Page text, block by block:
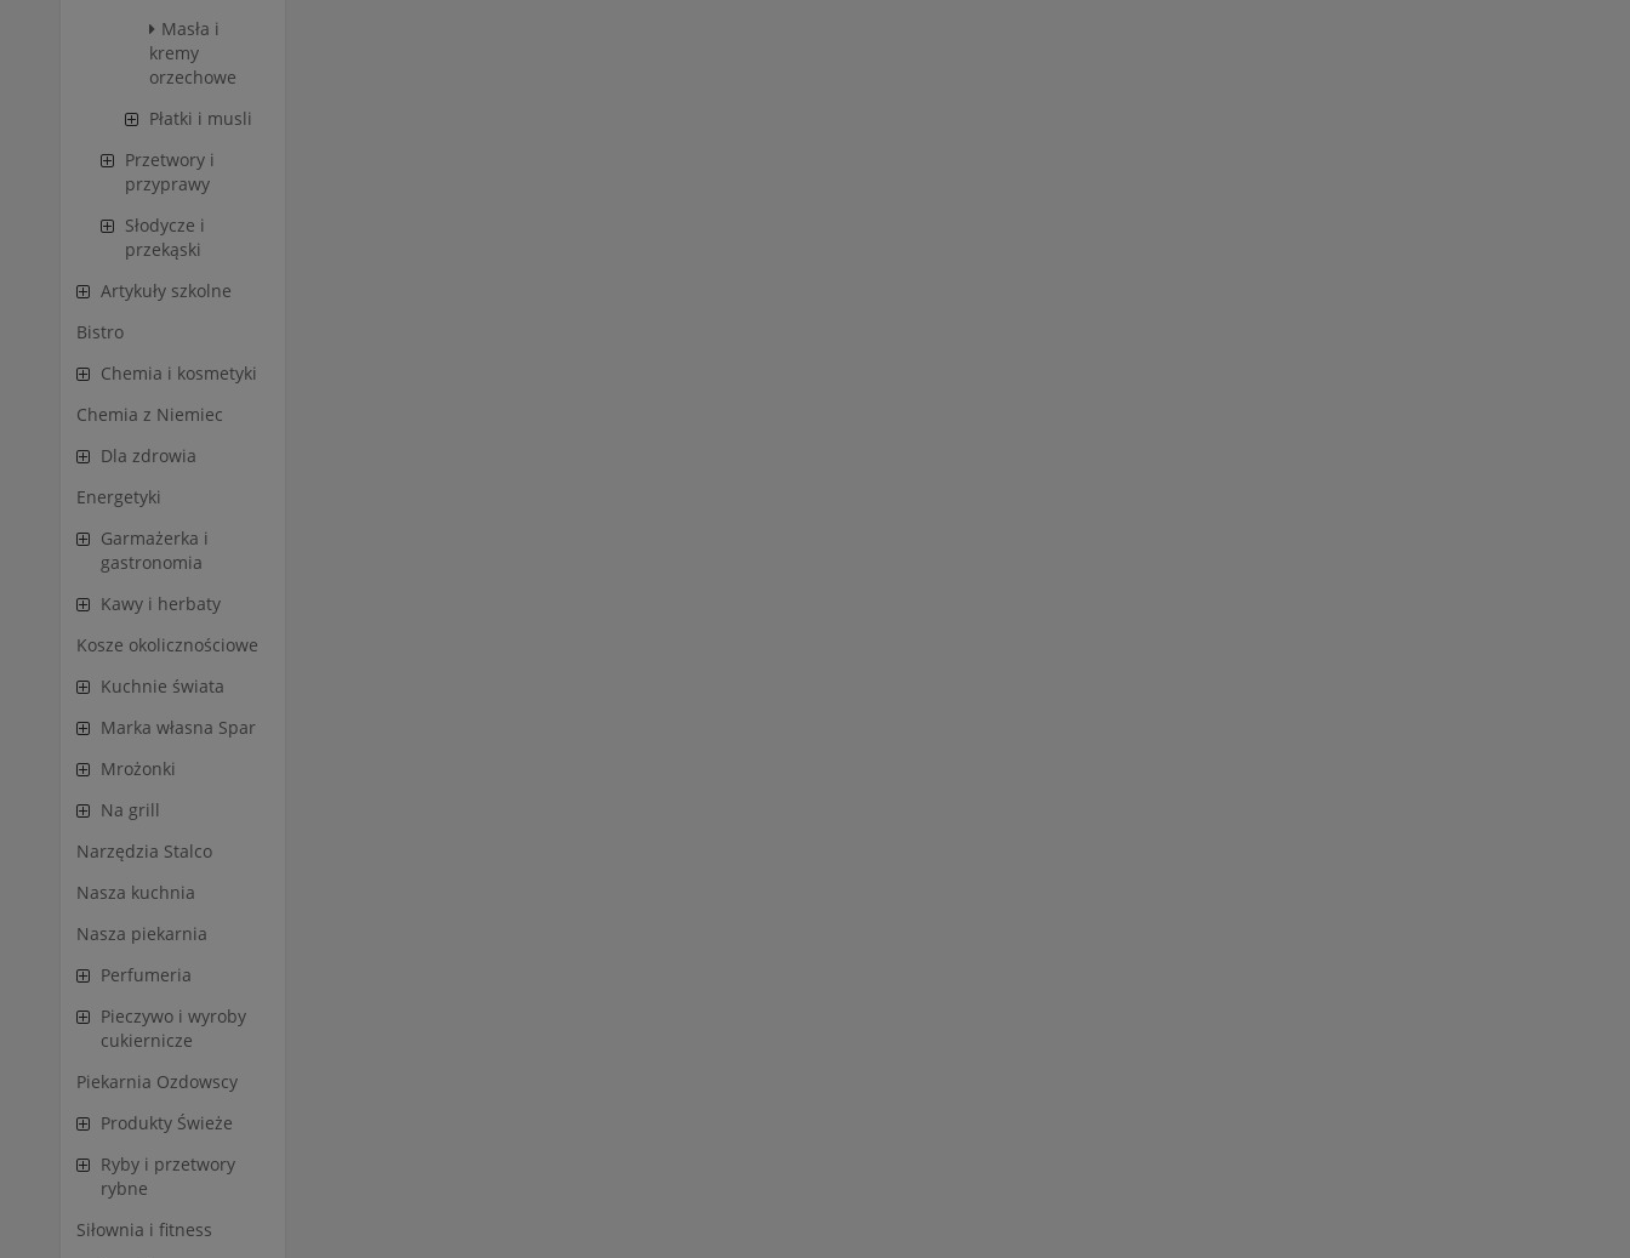
Masła i
kremy
orzechowe
Płatki i musli
Przetwory i
przyprawy
Słodycze i
przekąski
Artykuły szkolne
Bistro
Chemia i kosmetyki
Chemia z Niemiec
Dla zdrowia
Energetyki
Garmażerka i
gastronomia
Kawy i herbaty
Kosze okolicznościowe
Kuchnie świata
Marka własna Spar
Mrożonki
Na grill
Narzędzia Stalco
Nasza kuchnia
Nasza piekarnia
Perfumeria
Pieczywo i wyroby
cukiernicze
Piekarnia Ozdowscy
Produkty Świeże
Ryby i przetwory
rybne
Siłownia i fitness